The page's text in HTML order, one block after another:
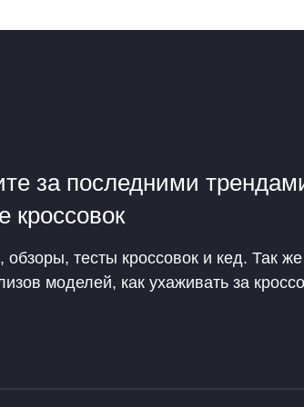
за последними
кроссовок
обзоры, тесты кроссовок и кед. Так
моделей, как ухаживать за